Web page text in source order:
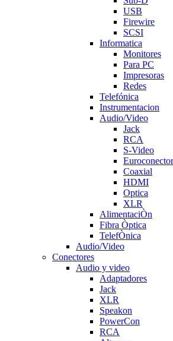
USB
Firewire
SCSI
Informatica
Monitores
Para PC
Impresoras
Redes
Telefónica
Instrumentacion
Audio/Video
Jack
RCA
S-Video
Euroconector
Coaxial
HDMI
Optica
XLR
AlimentaciÒn
Fibra Òptica
TelefÒnica
Audio/Video
Conectores
Audio y video
Adaptadores
Jack
XLR
Speakon
PowerCon
RCA